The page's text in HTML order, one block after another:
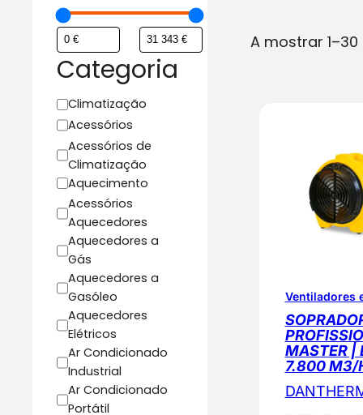
Categoria
C
a
e
g
r
a
Climatização
Acessórios
Acessórios de
Climatização
Aquecimento
Acessórios
Aquecedores
Aquecedores a
Gás
Aquecedores a
Gasóleo
Aquecedores
Elétricos
Ar Condicionado
Industrial
Ar Condicionado
Portátil
A mostrar 1–30
Ventiladores
MASTER |
7.800 M3/